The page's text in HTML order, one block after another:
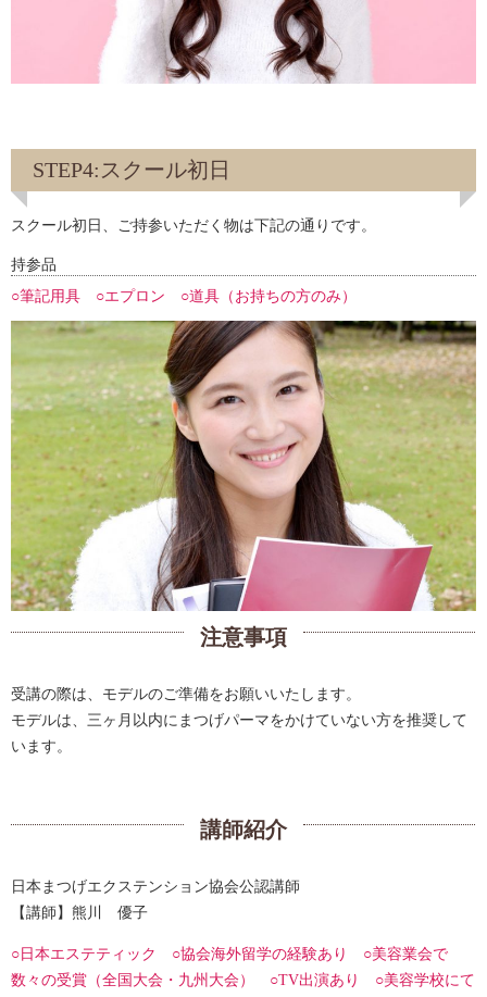
STEP4:スクール初日
スクール初日、ご持参いただく物は下記の通りです。
持参品
○筆記用具 ○エプロン ○道具（お持ちの方のみ）
注意事項
受講の際は、モデルのご準備をお願いいたします。
モデルは、三ヶ月以内にまつげパーマをかけていない方を推奨して
います。
講師紹介
日本まつげエクステンション協会公認講師
【講師】熊川 優子
○日本エステティック ○協会海外留学の経験あり ○美容業会で
数々の受賞（全国大会・九州大会） ○TV出演あり ○美容学校にて